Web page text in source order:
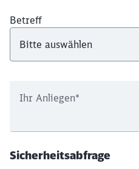
Betreff
Ihr Anliegen*
Sicherheitsabfrage